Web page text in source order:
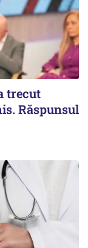
trecut
Răspunsul